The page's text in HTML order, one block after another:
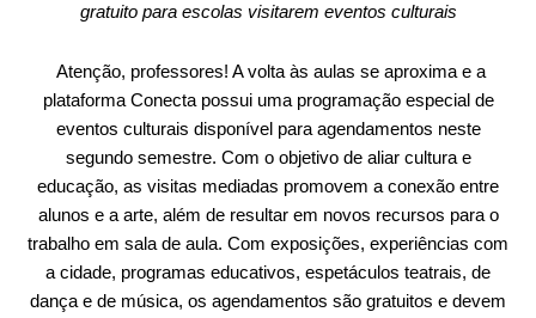
gratuito para escolas visitarem eventos culturais
Atenção, professores! A volta às aulas se aproxima e a
plataforma Conecta possui uma programação especial de
eventos culturais disponível para agendamentos neste
segundo semestre. Com o objetivo de aliar cultura e
educação, as visitas mediadas promovem a conexão entre
alunos e a arte, além de resultar em novos recursos para o
trabalho em sala de aula. Com exposições, experiências com
a cidade, programas educativos, espetáculos teatrais, de
dança e de música, os agendamentos são gratuitos e devem